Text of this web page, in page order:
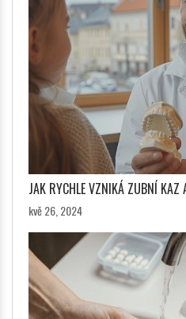
JAK RYCHLE VZNIKÁ ZUBNÍ KAZ
kvě 26, 2024